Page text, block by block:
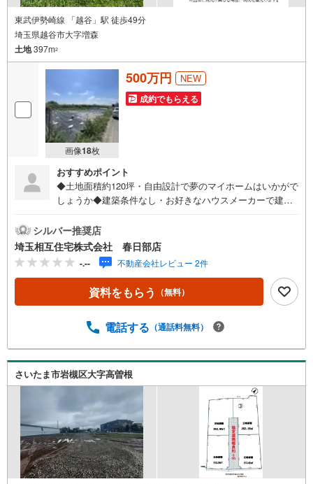
東武伊勢崎線 「越谷」駅 徒歩49分
埼玉県越谷市大字増森
土地397m2
画像18枚
500万円 NEW
成約でもらえる
おすすめポイント
◆土地面積約120坪・自由設計で夢のマイホームはいかがで
しょうか◆建築条件なし・お好きなハウスメーカーで建築
育・商業施設が整った閑静な住宅街です◇お子様がいるお
客様でも安心◇キッズスペース完備。チャイルドシートも
完備しているので、必要の際はお声掛け下さい。◇住宅ロ
ーンについて◇現在借入れがある、勤続年数が短い、自己
資金が少ない、住宅ローンが組めるか心配・・・そう思わ
れている方。当社には住宅ローン専門アドバイザーおりま
◇お住み替えでご自宅が売れない、不動産早期現金化をし
う思われている方。一定期間で成約に至らなかった場合、
予め設定させていただいた金額で当社が買取致します。越
谷の戸建、土地、マンション買取は埼玉相互住宅春日部店
シルバー推奨店
埼玉相互住宅株式会社 春日部店
-.-- 不動産会社レビュー 2件
資料をもらう （無料）
電話する （通話料無料）
さいたま市岩槻区大字高曽根